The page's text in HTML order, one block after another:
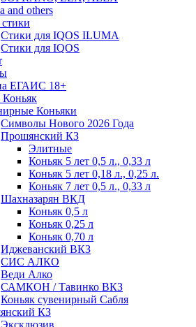
and others
Стики для IQOS ILUMA
Стики для IQOS
ЕГАИС 18+
Коньяки
Символы Нового 2026 Года
Прошянский КЗ
Элитные
Коньяк 5 лет 0,5 л., 0,33 л
Коньяк 5 лет 0,18 л., 0,25 л.
Коньяк 7 лет 0,5 л., 0,33 л
Шахназарян ВКД
Коньяк 0,5 л
Коньяк 0,25 л
Коньяк 0,70 л
Иджеванский ВКЗ
СИС АЛКО
Веди Алко
САМКОН / Тавинко ВКЗ
Коньяк сувенирный Сабля
КЗ
Эксклюзив